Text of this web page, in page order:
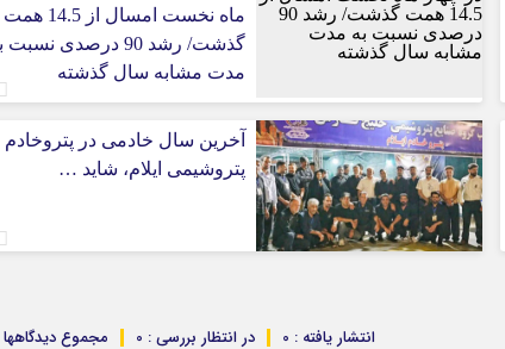
ماه نخست امسال از 14.5 همت
گذشت/ رشد 90 درصدی
مدت مشابه سال گذشته
آخرین سال خادمی در پتروخادم
پتروشیمی ایلام، شاید …
مجموع دیدگاهها در انتظار بررسی : 0 انتشار یافته : 0